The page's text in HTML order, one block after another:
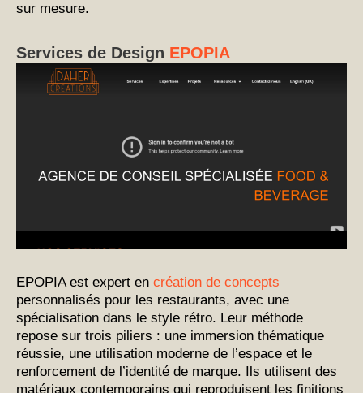
sur mesure.
Services de Design EPOPIA
EPOPIA est expert en création de concepts
personnalisés pour les restaurants, avec une
spécialisation dans le style rétro. Leur méthode
repose sur trois piliers : une immersion thématique
réussie, une utilisation moderne de l’espace et le
renforcement de l’identité de marque. Ils utilisent des
matériaux contemporains qui reproduisent les finitions